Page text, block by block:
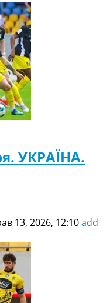
УКРАЇНА.
13, 2026, 12:10add